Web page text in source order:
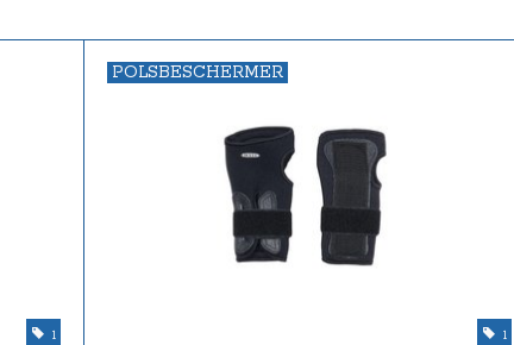
1
POLSBESCHERMER
1